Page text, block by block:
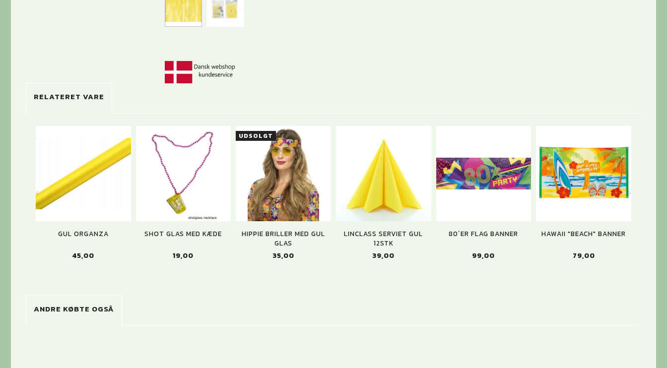
RELATERET VARE
GUL ORGANZA
45,00
SHOT GLAS MED KÆDE
19,00
UDSOLGT
HIPPIE BRILLER MED GUL
GLAS
35,00
LINCLASS SERVIET GUL
12STK
39,00
80´ER FLAG BANNER
99,00
HAWAII "BEACH" BANNER
79,00
ANDRE KØBTE OGSÅ